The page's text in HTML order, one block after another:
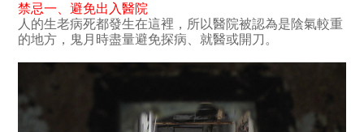
禁忌一、避免出入醫院
人的生老病死都發生在這裡，所以醫院被認為是陰氣較重
的地方，鬼月時盡量避免探病、就醫或開刀。